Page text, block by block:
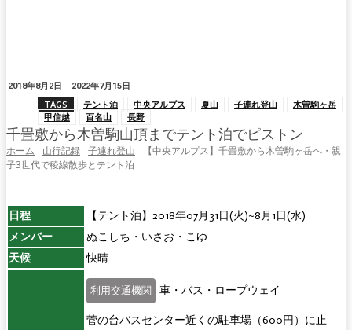
2018年8月2日 2022年7月15日
TAGS テント泊 中央アルプス 夏山 子連れ登山
木曽駒ヶ岳
甲信越
百名山 長野
千畳敷から木曽駒山頂までテント泊でピストン
ホーム 山行記録 子連れ登山
【中央アルプス】千畳敷から木曽駒ヶ岳へ・親
子3世代で稜線散歩とテント泊
日程
【テント泊】2018年07月31日(火)~8月1日(水)
メンバー
ぬこしち・いさお・こゆ
天候
快晴
利用交通機関 車・バス・ロープウェイ
菅の台バスセンター近くの駐車場（600円）に止